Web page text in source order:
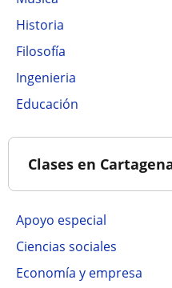
Historia
Filosofía
Ingenieria
Educación
Clases en
Apoyo especial
Ciencias sociales
Economía y empresa